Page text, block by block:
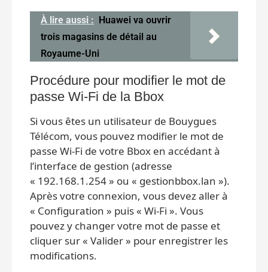
À lire aussi :
Huawei va ouvrir
trois magasins de détail au
Royaume-Uni
Procédure pour modifier le mot de
passe Wi-Fi de la Bbox
Si vous êtes un utilisateur de Bouygues
Télécom, vous pouvez modifier le mot de
passe Wi-Fi de votre Bbox en accédant à
l’interface de gestion (adresse
« 192.168.1.254 » ou « gestionbbox.lan »).
Après votre connexion, vous devez aller à
« Configuration » puis « Wi-Fi ». Vous
pouvez y changer votre mot de passe et
cliquer sur « Valider » pour enregistrer les
modifications.